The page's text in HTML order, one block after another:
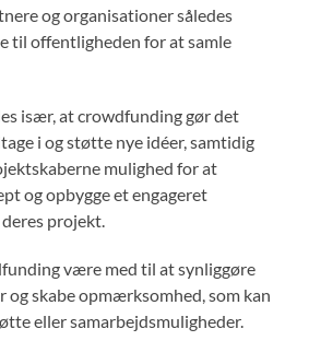
og organisationer således
til offentligheden for at samle
især, at crowdfunding gør det
i og støtte nye idéer, samtidig
mulighed for at
og opbygge et engageret
projekt.
være med til at synliggøre
og skabe opmærksomhed, som kan
eller samarbejdsmuligheder.